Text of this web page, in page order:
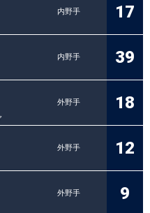
内野手
17
内野手
39
外野手
18
外野手
12
外野手
9